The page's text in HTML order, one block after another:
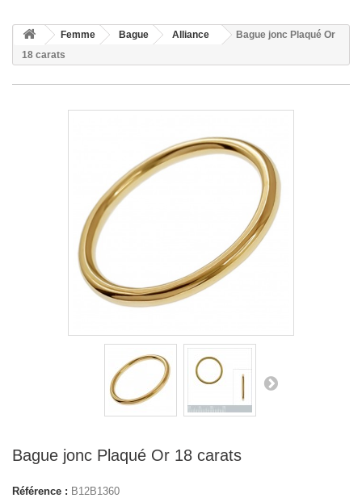
Femme Bague Alliance
Bague jonc Plaqué Or
18 carats
Bague jonc Plaqué Or 18 carats
Référence : B12B1360